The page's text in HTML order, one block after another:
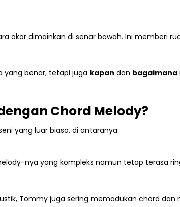
akor dimainkan di senar bawah. Ini memberi
yang benar, tetapi juga kapan dan bagaimana
Chord Melody?
yang luar biasa, di antaranya:
nya yang kompleks namun tetap terasa
Tommy juga sering memadukan chord dan